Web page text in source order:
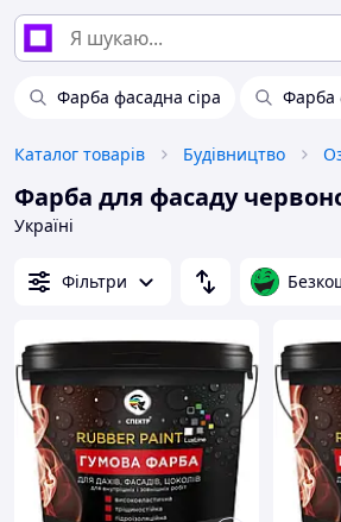
Фарба фасадна сіра Фарба
Каталог товарів Будівництво
Фарба для фасаду
Україні
Фільтри